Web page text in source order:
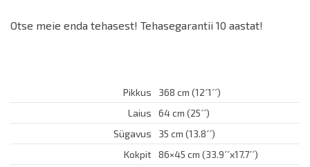
Otse meie enda tehasest! Tehasegarantii 10 aastat!
Pikkus
368 cm (12´1´´)
Laius
64 cm (25´´)
Sügavus
35 cm (13.8´´)
Kokpit 86×45 cm (33.9´´x17.7´´)